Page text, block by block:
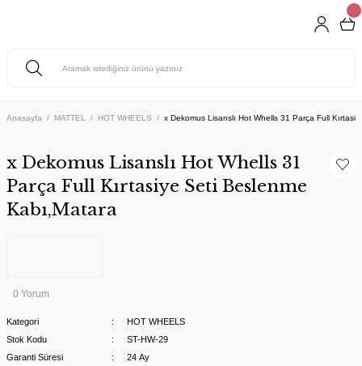
Anasayfa MATTEL HOT WHEELS x Dekomus Lisanslı Hot Whells 31 Parça Full
x Dekomus Lisanslı Hot Whells 31
Parça Full Kırtasiye Seti Beslenme
Kabı,Matara
0 Yorum
Kategori
HOT WHEELS
Stok Kodu
ST-HW-29
Garanti Süresi
24 Ay